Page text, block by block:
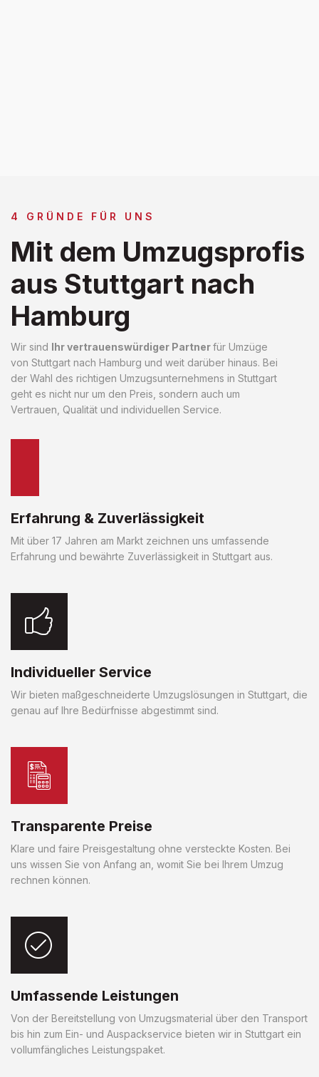
4 GRÜNDE FÜR UNS
Mit dem Umzugsprofis
aus Stuttgart nach
Hamburg
Wir sind Ihr vertrauenswürdiger Partnerfür Umzüge
von Stuttgart nach Hamburg und weit darüber hinaus. Bei
der Wahl des richtigen Umzugsunternehmens in Stuttgart
geht es nicht nur um den Preis, sondern auch um
Vertrauen, Qualität und individuellen Service.
Erfahrung & Zuverlässigkeit
Mit über 17 Jahren am Markt zeichnen uns umfassende
Erfahrung und bewährte Zuverlässigkeit in Stuttgart aus.
Individueller Service
Wir bieten maßgeschneiderte Umzugslösungen in Stuttgart, die
genau auf Ihre Bedürfnisse abgestimmt sind.
Transparente Preise
Klare und faire Preisgestaltung ohne versteckte Kosten. Bei
uns wissen Sie von Anfang an, womit Sie bei Ihrem Umzug
rechnen können.
Umfassende Leistungen
Von der Bereitstellung von Umzugsmaterial über den Transport
bis hin zum Ein- und Auspackservice bieten wir in Stuttgart ein
vollumfängliches Leistungspaket.